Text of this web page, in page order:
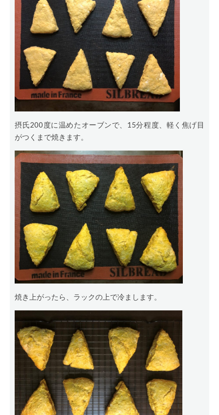
摂氏200度に温めたオーブンで、15分程度、軽く焦げ目
がつくまで焼きます。
焼き上がったら、ラックの上で冷まします。